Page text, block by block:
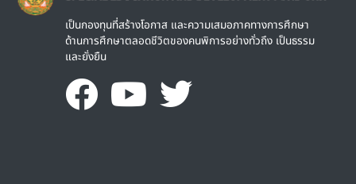
เป็นกองทุนที่สร้างโอกาส และความเสมอภาคทางการศึกษา
ด้านการศึกษาตลอดชีวิตของคนพิการอย่างทั่วถึง เป็นธรรม
และยั่งยืน